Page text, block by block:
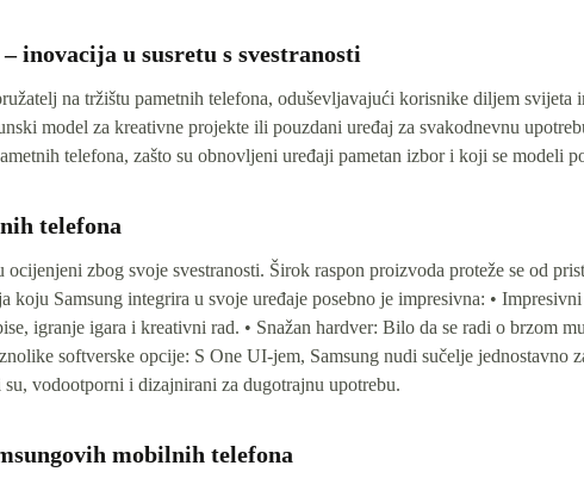
inovacija u susretu s svestranosti
na tržištu pametnih telefona, oduševljavajući korisnike diljem
model za kreativne projekte ili pouzdani uređaj za svakodnevnu
telefona, zašto su obnovljeni uređaji pametan izbor i koji se modeli
telefona
zbog svoje svestranosti. Širok raspon proizvoda proteže se od
koju Samsung integrira u svoje uređaje posebno je impresivna: •
igranje igara i kreativni rad. • Snažan hardver: Bilo da se radi o brzom
softverske opcije: S One UI-jem, Samsung nudi sučelje
vodootporni i dizajnirani za dugotrajnu upotrebu.
mobilnih telefona